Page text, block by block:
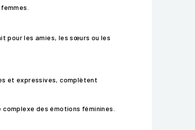
pour les amies, les sœurs ou les
et expressives, complètent
des émotions féminines.